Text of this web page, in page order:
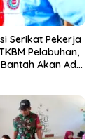
Serikat Pekerja
Pelabuhan,
Akan Ada